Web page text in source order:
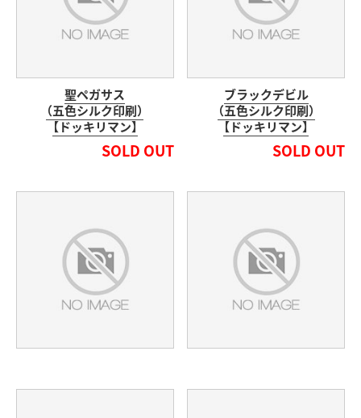
聖ペガサス
（五色シルク印刷）
【ドッキリマン】
SOLD OUT
ブラックデビル
（五色シルク印刷）
【ドッキリマン】
SOLD OUT